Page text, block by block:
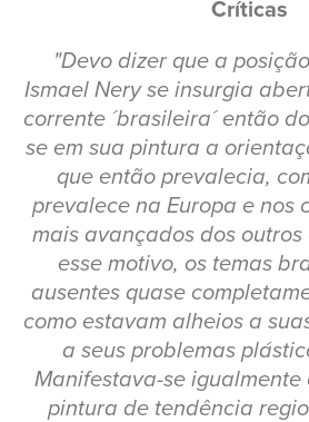
Críticas
"Devo dizer que a
Ismael Nery se insurgia
corrente ´brasileira´ então
se em sua pintura a
que então prevalecia,
prevalece na Europa e nos
mais avançados dos outros
esse motivo, os temas
ausentes quase
como estavam alheios a
a seus problemas
Manifestava-se
pintura de tendência